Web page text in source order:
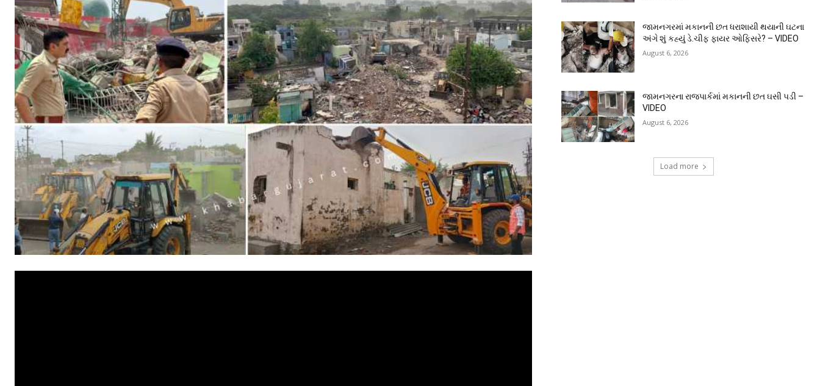
જામનગરમાં મકાનની છત ધરાશાયી થયાની ઘટના
અંગે શું કહ્યું ડે.ચીફ ફાયર ઓફિસરે? – VIDEO
August 6, 2026
જામનગરના રાજપાર્કમાં મકાનની છત ઘસી પડી –
VIDEO
August 6, 2026
Load more